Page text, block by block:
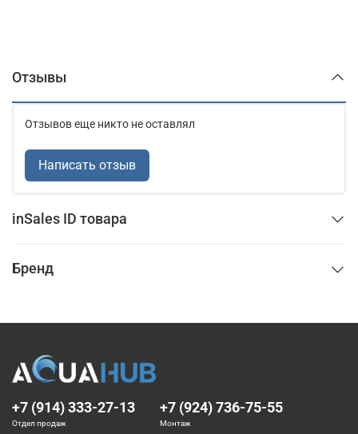
Отзывы
Отзывов еще никто не оставлял
Написать отзыв
inSales ID товара
Бренд
+7 (914) 333-27-13
Отдел продаж
+7 (924) 736-75-55
Монтаж